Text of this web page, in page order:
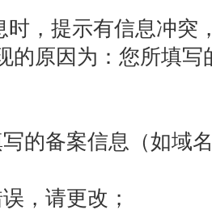
时，提示有信息冲突
的原因为：您所填
写的备案信息（如域
，请更改；